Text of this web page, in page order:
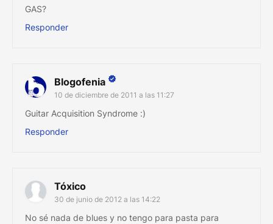
GAS?
Responder
Blogofenia
10 de diciembre de 2011 a las 11:27
Guitar Acquisition Syndrome :)
Responder
Tóxico
30 de junio de 2012 a las 14:22
No sé nada de blues y no tengo para pasta para